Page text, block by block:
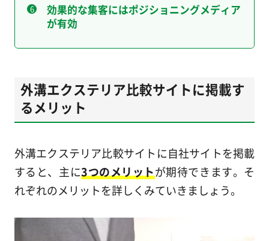
効果的な集客にはポジショニングメディア
が有効
外溝エクステリア比較サイトに掲載す
るメリット
外溝エクステリア比較サイトに自社サイトを掲載
すると、主に3つのメリットが期待できます。そ
れぞれのメリットを詳しくみていきましょう。